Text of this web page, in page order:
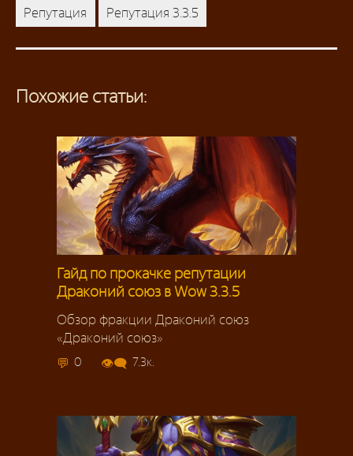
Репутация Репутация 3.3.5
Похожие статьи:
Гайд по прокачке репутации
Драконий союз в Wow 3.3.5
Обзор фракции Драконий союз
«Драконий союз»
0 7.3к.